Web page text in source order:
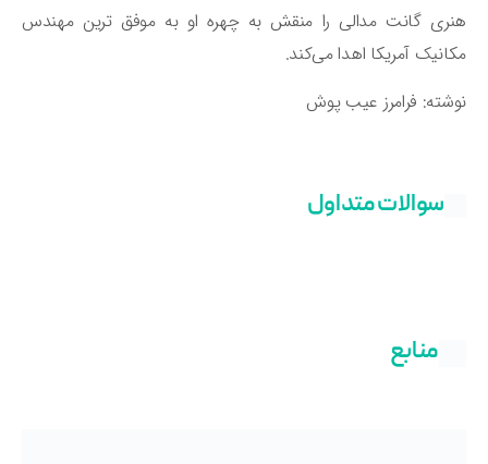
گانت مدالی را منقش به چهره او به موفق ترین مهندس
آمریکا اهدا می‌کند.
فرامرز عیب پوش
سوالات متداول
منابع